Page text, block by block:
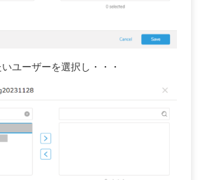
ユーザーを選択し・・・